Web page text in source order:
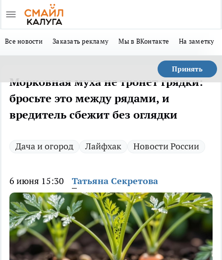
Все новости Заказать рекламу Мы в ВКонтакте На заметку
Принять
Морковная муха не тронет грядки:
бросьте это между рядами, и
вредитель сбежит без оглядки
Дача и огород Лайфхак Новости России
6 июня 15:30 Татьяна Секретова